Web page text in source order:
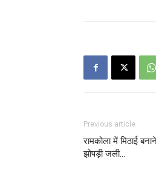
Previous article
रामकोला में मिठाई
झोपड़ी जली…